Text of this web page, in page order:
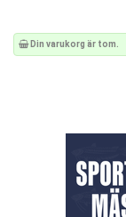
Din varukorg är tom.